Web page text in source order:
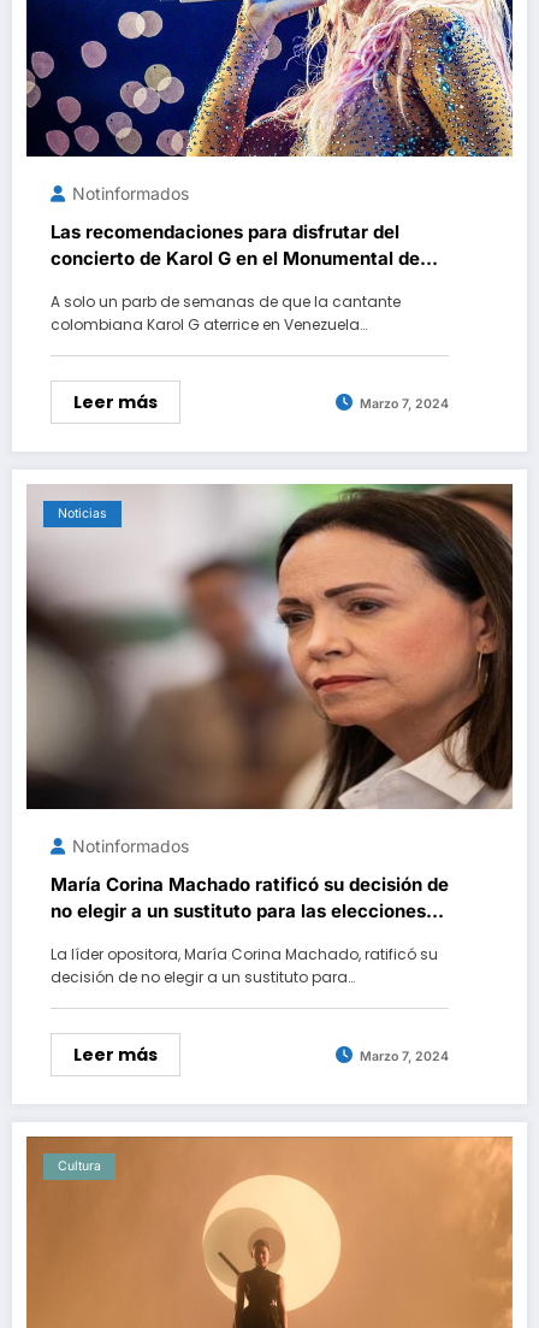
Notinformados
Las recomendaciones para disfrutar del
concierto de Karol G en el Monumental de
A solo un parb de semanas de que la cantante
colombiana Karol G aterrice en Venezuela…
Leer más Marzo 7, 2024
Noticias
Notinformados
María Corina Machado ratificó su decisión de
no elegir a un sustituto para las elecciones
La líder opositora, María Corina Machado, ratificó su
decisión de no elegir a un sustituto para…
Leer más Marzo 7, 2024
Cultura